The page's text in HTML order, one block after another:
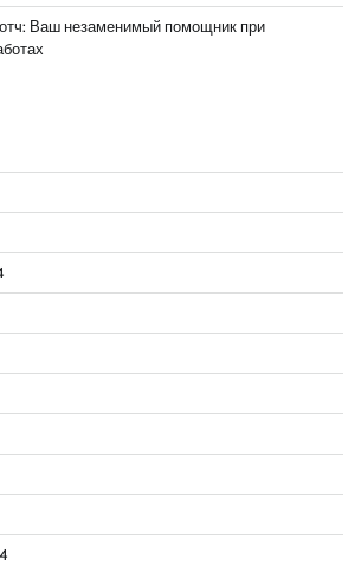
Ваш незаменимый помощник при